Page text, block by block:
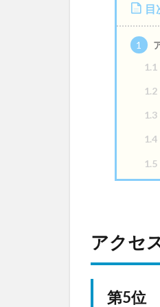
目
1
1.1
1.2
1.3
1.4
1.5
アクセ
第5位